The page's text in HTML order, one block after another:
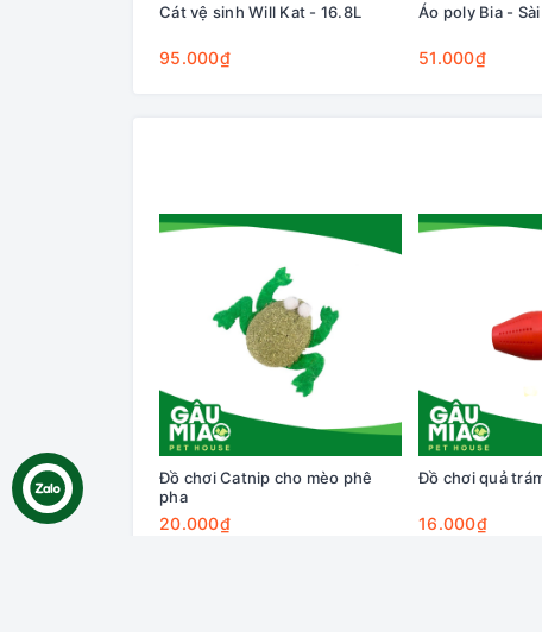
Cát vệ sinh Will Kat - 16.8L
95.000₫
Áo poly Bia -
51.000₫
Đồ chơi Catnip cho mèo phê
pha
20.000₫
Đồ chơi quả
16.000₫